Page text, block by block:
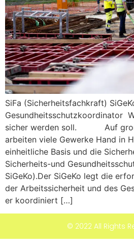
SiFa (Sicherheitsfachkraft)
Gesundheitsschutzkoordinator
sicher werden soll. Auf
arbeiten viele Gewerke Hand in
einheitliche Basis und die
Sicherheits-und
SiGeKo).Der SiGeKo legt die
der Arbeitssicherheit und des
er koordiniert […]
© 2022 All Rights